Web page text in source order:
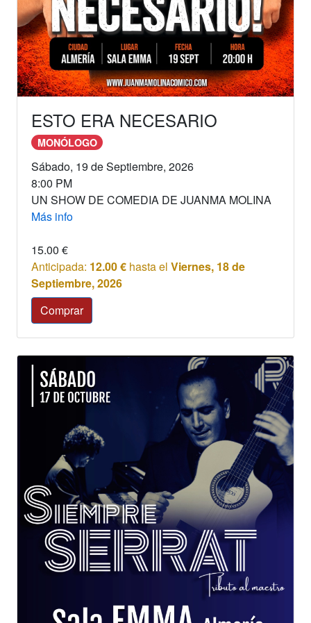
ESTO ERA NECESARIO
MONÓLOGO
Sábado, 19 de Septiembre, 2026
8:00 PM
UN SHOW DE COMEDIA DE JUANMA MOLINA
Más info
15.00 €
Anticipada: 12.00€ hasta el Viernes, 18 de
Septiembre, 2026
Comprar